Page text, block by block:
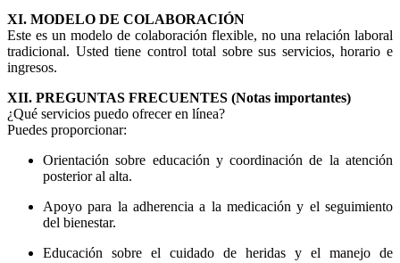
XI. MODELO DE COLABORACIÓN
Este es un modelo de colaboración flexible, no una relación laboral
tradicional. Usted tiene control total sobre sus servicios, horario e
ingresos.
XII. PREGUNTAS FRECUENTES (Notas importantes)
¿Qué servicios puedo ofrecer en línea?
Puedes proporcionar:
Orientación sobre educación y coordinación de la atención
posterior al alta.
Apoyo para la adherencia a la medicación y el seguimiento
del bienestar.
Educación sobre el cuidado de heridas y el manejo de